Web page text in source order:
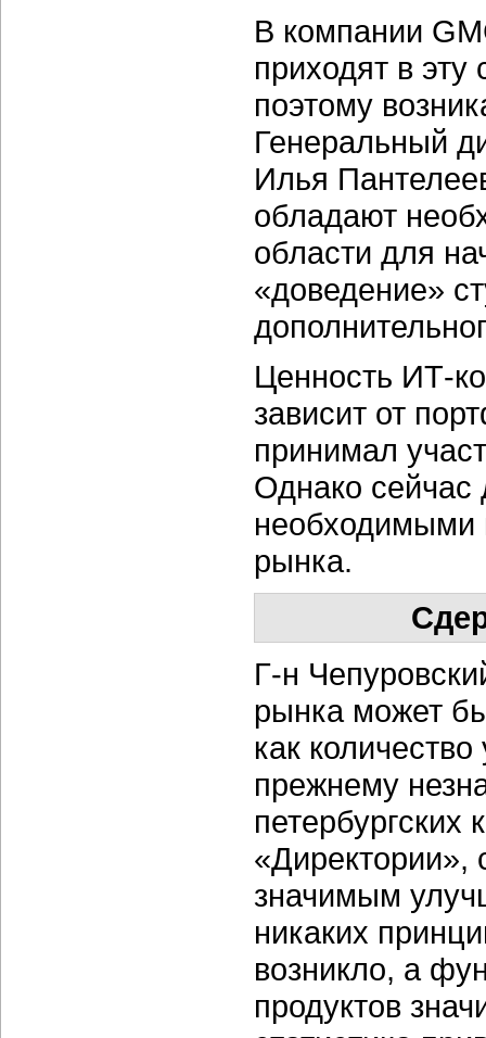
В компании
приходят в
поэтому
Генеральный
Илья
обладают
области для
«доведение»
Ценность ИТ-
зависит от
принимал
Однако сейчас
необходимыми
рынка.
Г-н
рынка может
как
прежнему
«Директории»,
значимым
никаких
возникло, а
продуктов